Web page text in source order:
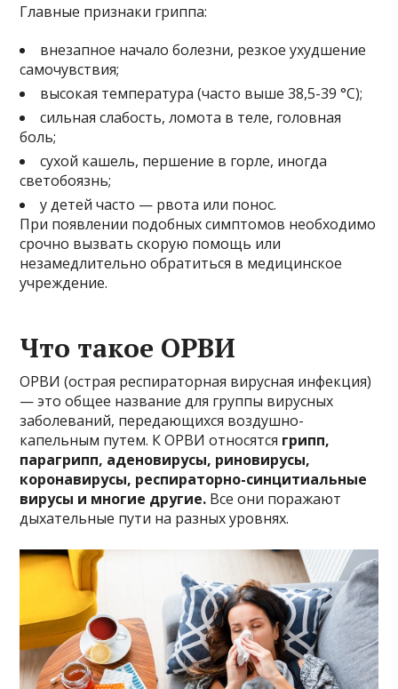
Главные признаки гриппа:
внезапное начало болезни, резкое ухудшение
самочувствия;
высокая температура (часто выше 38,5-39 °C);
сильная слабость, ломота в теле, головная
боль;
сухой кашель, першение в горле, иногда
светобоязнь;
у детей часто — рвота или понос.
При появлении подобных симптомов необходимо
срочно вызвать скорую помощь или
незамедлительно обратиться в медицинское
учреждение.
Что такое ОРВИ
ОРВИ (острая респираторная вирусная инфекция)
— это общее название для группы вирусных
заболеваний, передающихся воздушно-
капельным путем. К ОРВИ относятся грипп,
парагрипп, аденовирусы, риновирусы,
коронавирусы, респираторно-синцитиальные
вирусы и многие другие. Все они поражают
дыхательные пути на разных уровнях.